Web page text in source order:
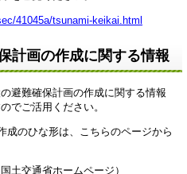
41045a/tsunami-keikai.html
計画の作成に関する情報
避難確保計画の作成に関する情報
でご活用ください。
成のひな形は、こちらのページから
土交通省ホームページ）